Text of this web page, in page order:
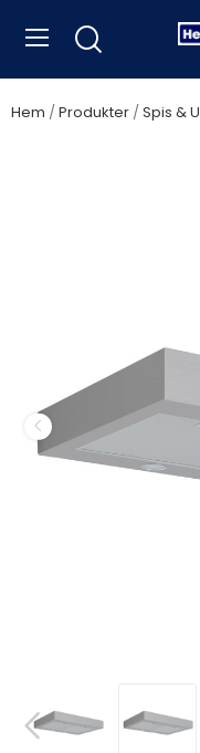
Hem Produkter Spis &